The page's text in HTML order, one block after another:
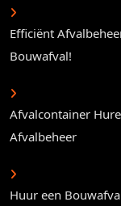
Efficiënt
Bouwafval!
Afvalcontainer
Afvalbeheer
Huur een